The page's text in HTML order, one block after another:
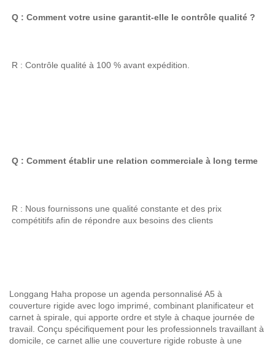
Q : Comment votre usine garantit-elle le contrôle qualité ?
R : Contrôle qualité à 100 % avant expédition.
Q : Comment établir une relation commerciale à long terme
R : Nous fournissons une qualité constante et des prix
compétitifs afin de répondre aux besoins des clients
Longgang Haha propose un agenda personnalisé A5 à
couverture rigide avec logo imprimé, combinant planificateur et
carnet à spirale, qui apporte ordre et style à chaque journée de
travail. Conçu spécifiquement pour les professionnels travaillant à
domicile, ce carnet allie une couverture rigide robuste à une